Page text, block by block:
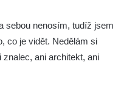
silnicí a
od Janova
sebou nenosím, tudíž jsem
co je vidět. Nedělám si
ani architekt, ani